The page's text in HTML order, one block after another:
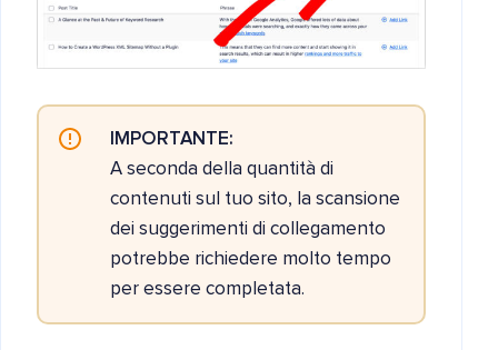
IMPORTANTE:
A seconda della quantità di
contenuti sul tuo sito, la scansione
dei suggerimenti di collegamento
potrebbe richiedere molto tempo
per essere completata.